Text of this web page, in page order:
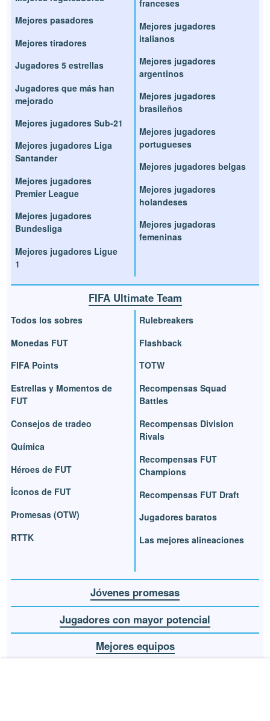
Mejores pasadores
Mejores tiradores
Jugadores 5 estrellas
Jugadores que más han
mejorado
Mejores jugadores Sub-21
Mejores jugadores Liga
Santander
Mejores jugadores
Premier League
Mejores jugadores
Bundesliga
Mejores jugadores Ligue
1
franceses
Mejores jugadores
italianos
Mejores jugadores
argentinos
Mejores jugadores
brasileños
Mejores jugadores
portugueses
Mejores jugadores belgas
Mejores jugadores
holandeses
Mejores jugadoras
femeninas
FIFA Ultimate Team
Todos los sobres
Monedas FUT
FIFA Points
Estrellas y Momentos de
FUT
Consejos de tradeo
Química
Héroes de FUT
Íconos de FUT
Promesas (OTW)
RTTK
Rulebreakers
Flashback
TOTW
Recompensas Squad
Battles
Recompensas Division
Rivals
Recompensas FUT
Champions
Recompensas FUT Draft
Jugadores baratos
Las mejores alineaciones
Jóvenes promesas
Jugadores con mayor potencial
Mejores equipos